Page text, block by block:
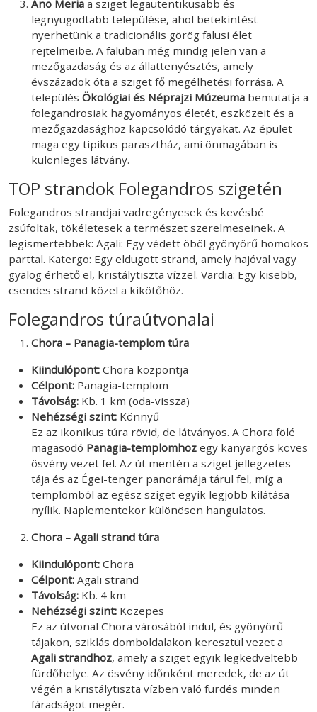
Ano Meria a sziget legautentikusabb és
legnyugodtabb települése, ahol betekintést
nyerhetünk a tradicionális görög falusi élet
rejtelmeibe. A faluban még mindig jelen van a
mezőgazdaság és az állattenyésztés, amely
évszázadok óta a sziget fő megélhetési forrása. A
település Ökológiai és Néprajzi Múzeuma bemutatja a
folegandrosiak hagyományos életét, eszközeit és a
mezőgazdasághoz kapcsolódó tárgyakat. Az épület
maga egy tipikus parasztház, ami önmagában is
különleges látvány.
TOP strandok Folegandros szigetén
Folegandros strandjai vadregényesek és kevésbé
zsúfoltak, tökéletesek a természet szerelmeseinek. A
legismertebbek: Agali: Egy védett öböl gyönyörű homokos
parttal. Katergo: Egy eldugott strand, amely hajóval vagy
gyalog érhető el, kristálytiszta vízzel. Vardia: Egy kisebb,
csendes strand közel a kikötőhöz.
Folegandros túraútvonalai
Chora – Panagia-templom túra
Kiindulópont: Chora központja
Célpont: Panagia-templom
Távolság: Kb. 1 km (oda-vissza)
Nehézségi szint: Könnyű
Ez az ikonikus túra rövid, de látványos. A Chora fölé
magasodó Panagia-templomhoz egy kanyargós köves
ösvény vezet fel. Az út mentén a sziget jellegzetes
tája és az Égei-tenger panorámája tárul fel, míg a
templomból az egész sziget egyik legjobb kilátása
nyílik. Naplementekor különösen hangulatos.
Chora – Agali strand túra
Kiindulópont: Chora
Célpont: Agali strand
Távolság: Kb. 4 km
Nehézségi szint: Közepes
Ez az útvonal Chora városából indul, és gyönyörű
tájakon, sziklás domboldalakon keresztül vezet a
Agali strandhoz, amely a sziget egyik legkedveltebb
fürdőhelye. Az ösvény időnként meredek, de az út
végén a kristálytiszta vízben való fürdés minden
fáradságot megér.